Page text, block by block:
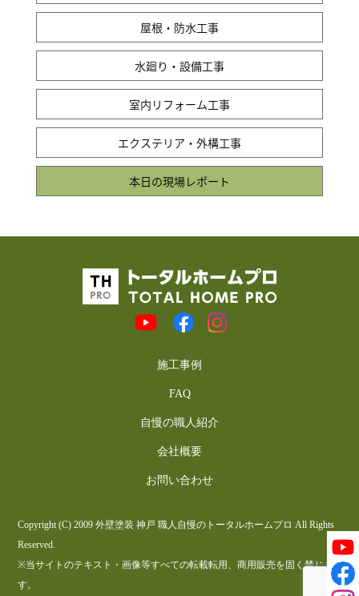
屋根・防水工事
水廻り・設備工事
室内リフォーム工事
エクステリア・外構工事
本日の現場レポート
施工事例
FAQ
自慢の職人紹介
会社概要
お問い合わせ
Copyright (C) 2009 外壁塗装 神戸 職人自慢のトータルホームプロ All Rights
Reserved.
※当サイトのテキスト・画像等すべての転載転用、商用販売を固く禁じま
す。